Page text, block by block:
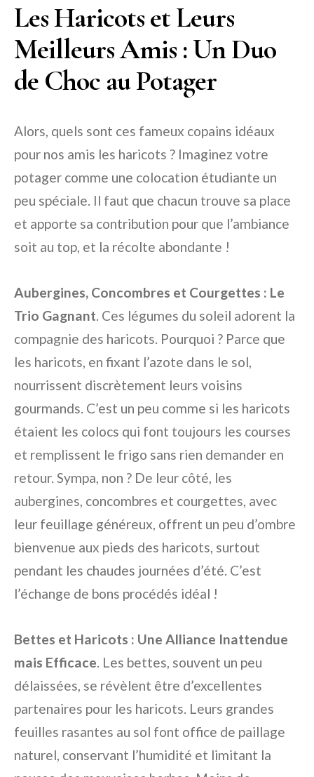
Les Haricots et Leurs
Meilleurs Amis : Un Duo
de Choc au Potager
Alors, quels sont ces fameux copains idéaux
pour nos amis les haricots ? Imaginez votre
potager comme une colocation étudiante un
peu spéciale. Il faut que chacun trouve sa place
et apporte sa contribution pour que l’ambiance
soit au top, et la récolte abondante !
Aubergines, Concombres et Courgettes : Le
Trio Gagnant. Ces légumes du soleil adorent la
compagnie des haricots. Pourquoi ? Parce que
les haricots, en fixant l’azote dans le sol,
nourrissent discrètement leurs voisins
gourmands. C’est un peu comme si les haricots
étaient les colocs qui font toujours les courses
et remplissent le frigo sans rien demander en
retour. Sympa, non ? De leur côté, les
aubergines, concombres et courgettes, avec
leur feuillage généreux, offrent un peu d’ombre
bienvenue aux pieds des haricots, surtout
pendant les chaudes journées d’été. C’est
l’échange de bons procédés idéal !
Bettes et Haricots : Une Alliance Inattendue
mais Efficace. Les bettes, souvent un peu
délaissées, se révèlent être d’excellentes
partenaires pour les haricots. Leurs grandes
feuilles rasantes au sol font office de paillage
naturel, conservant l’humidité et limitant la